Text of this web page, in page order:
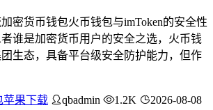
密货币钱包火币钱包与imToken的安全性
谁是加密货币用户的安全之选，火币钱
生态，具备平台级安全防护能力，但作
苹果下载 qbadmin 1.2K 2026-08-08